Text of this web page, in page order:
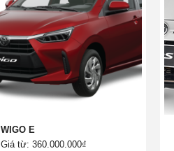
WIGO E
Giá từ: 360.000.000₫